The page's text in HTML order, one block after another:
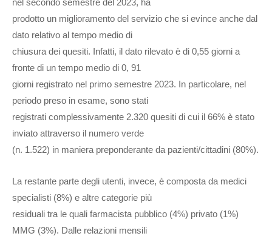
prodotto un miglioramento del servizio che si evince anche dal
dato relativo al tempo medio di
chiusura dei quesiti. Infatti, il dato rilevato è di 0,55 giorni a
fronte di un tempo medio di 0, 91
giorni registrato nel primo semestre 2023. In particolare, nel
periodo preso in esame, sono stati
registrati complessivamente 2.320 quesiti di cui il 66% è stato
inviato attraverso il numero verde
(n. 1.522) in maniera preponderante da pazienti/cittadini (80%).
La restante parte degli utenti, invece, è composta da medici
specialisti (8%) e altre categorie più
residuali tra le quali farmacista pubblico (4%) privato (1%)
MMG (3%). Dalle relazioni mensili